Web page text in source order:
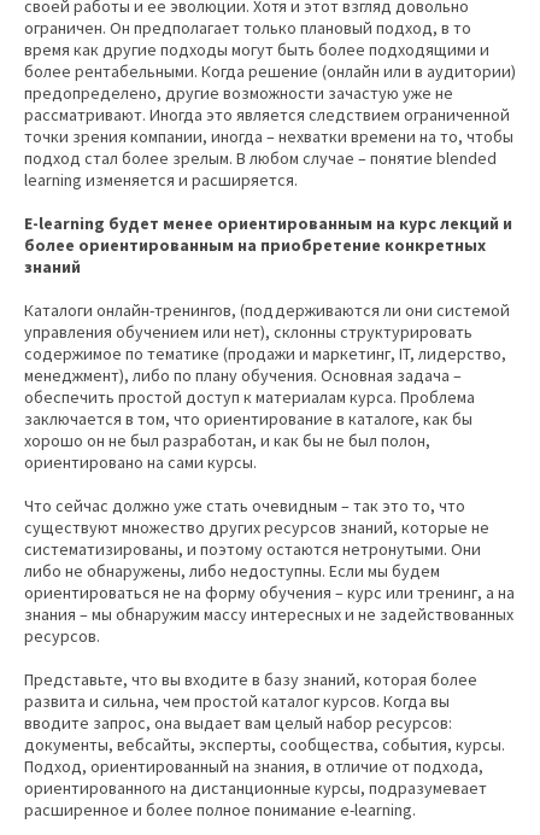
своей работы и ее эволюции. Хотя и этот взгляд довольно
ограничен. Он предполагает только плановый подход, в то
время как другие подходы могут быть более подходящими и
более рентабельными. Когда решение (онлайн или в аудитории)
предопределено, другие возможности зачастую уже не
рассматривают. Иногда это является следствием ограниченной
точки зрения компании, иногда – нехватки времени на то, чтобы
подход стал более зрелым. В любом случае – понятие blended
learning изменяется и расширяется.
E-learning будет менее ориентированным на курс лекций и
более ориентированным на приобретение конкретных
знаний
Каталоги онлайн-тренингов, (поддерживаются ли они системой
управления обучением или нет), склонны структурировать
содержимое по тематике (продажи и маркетинг, IT, лидерство,
менеджмент), либо по плану обучения. Основная задача –
обеспечить простой доступ к материалам курса. Проблема
заключается в том, что ориентирование в каталоге, как бы
хорошо он не был разработан, и как бы не был полон,
ориентировано на сами курсы.
Что сейчас должно уже стать очевидным – так это то, что
существуют множество других ресурсов знаний, которые не
систематизированы, и поэтому остаются нетронутыми. Они
либо не обнаружены, либо недоступны. Если мы будем
ориентироваться не на форму обучения – курс или тренинг, а на
знания – мы обнаружим массу интересных и не задействованных
ресурсов.
Представьте, что вы входите в базу знаний, которая более
развита и сильна, чем простой каталог курсов. Когда вы
вводите запрос, она выдает вам целый набор ресурсов:
документы, вебсайты, эксперты, сообщества, события, курсы.
Подход, ориентированный на знания, в отличие от подхода,
ориентированного на дистанционные курсы, подразумевает
расширенное и более полное понимание e-learning.